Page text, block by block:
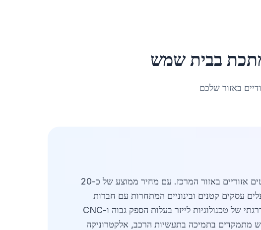
בבית שמש
באזור שלכם
חיתוך לייזר למתכת בבית שמש הוא שירות מתקדם ומבוקש בקרב תעשיות מתכת מקומיות ופרויקטים אזוריים באזור המרכז. עם מחיר ממוצע של כ-20
עסקים קטנים ובינוניים המתחרות עם חברות
גדולות מאזור המרכז, כאשר הדגש הוא על חדשנות טכנולוגית ואיכות גבוהה. כמו כן, ניכר אימוץ הדרגתי של טכנולוגיות לייזר בעלות הספק גבוה ו-CNC
שירותי חיתוך הלייזר בבית שמש מתמקדים בתמיכה בתעשיות הרכב, אלקטרוניקה